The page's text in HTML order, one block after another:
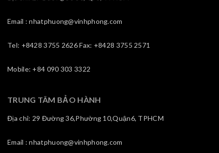
Email : nhatphuong@vinhphong.com
Tel: +8428 3755 2626 Fax: +8428 3755 2571
Mobile: +84 090 303 3322
TRUNG TÂM BẢO HÀNH
Địa chỉ: 29 Đường 36,Phường 10,Quận6, TPHCM
Email : nhatphuong@vinhphong.com